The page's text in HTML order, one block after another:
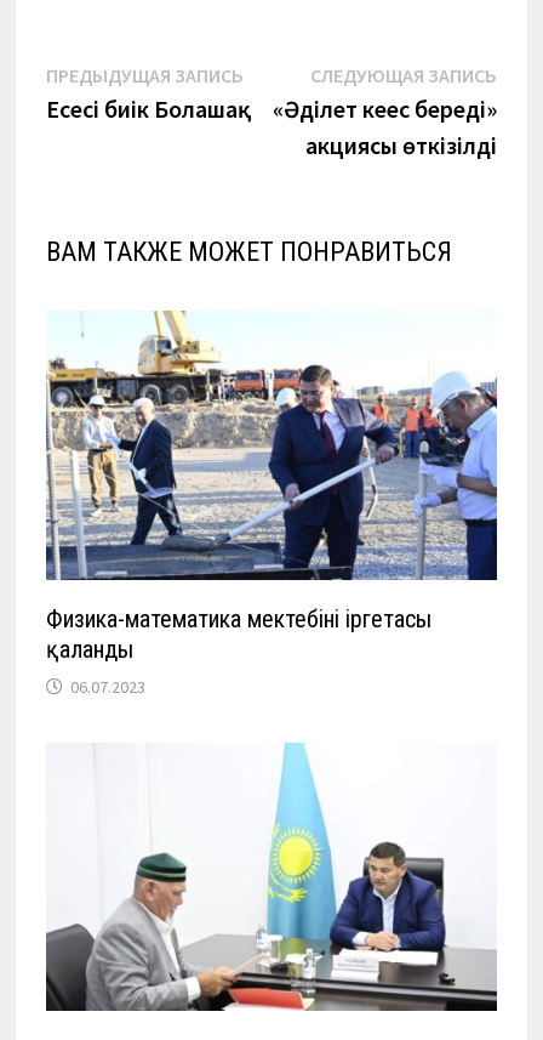
Навигация
по
ПРЕДЫДУЩАЯ ЗАПИСЬПредыдущая
запись:
Еңсесі биік Болашақ
СЛЕДУЮЩАЯ ЗАПИСЬ
«Әділет кеңес береді»
акциясы өткізілді
ВАМ ТАКЖЕ МОЖЕТ ПОНРАВИТЬСЯ
Физика-математика мектебінің іргетасы
қаланды
06.07.2023